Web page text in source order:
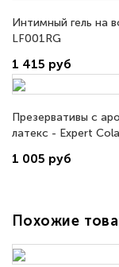
Интимный гель на
LF001RG
1 415 руб
Презервативы с
латекс - Expert
1 005 руб
Похожие